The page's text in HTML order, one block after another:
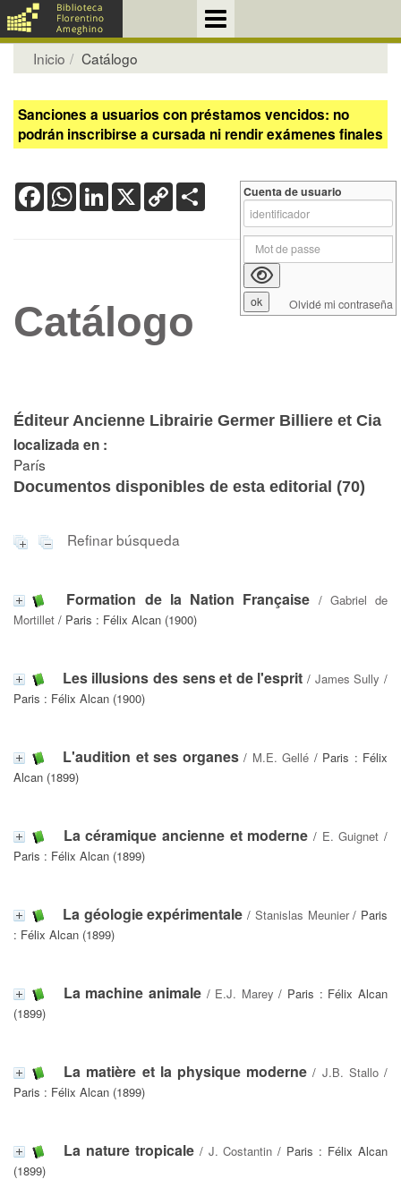
Inicio Catálogo
Sanciones a usuarios con préstamos vencidos: no
podrán inscribirse a cursada ni rendir exámenes finales
FacebookWhatsApp
LinkedIn
X Copy
Link
Catálogo
Éditeur Ancienne Librairie Germer Billiere et Cia
localizada en :
París
Documentos disponibles de esta editorial (70)
Refinar búsqueda
Formation de la Nation Française / Gabriel de
Mortillet / Paris : Félix Alcan (1900)
Les illusions des sens et de l'esprit / James Sully /
Paris : Félix Alcan (1900)
L'audition et ses organes/ M.E. Gellé / Paris : Félix
Alcan (1899)
La céramique ancienne et moderne / E. Guignet /
Paris : Félix Alcan (1899)
La géologie expérimentale / Stanislas Meunier/ Paris
: Félix Alcan (1899)
La machine animale/ E.J. Marey / Paris : Félix Alcan
(1899)
La matière et la physique moderne / J.B. Stallo/
Paris : Félix Alcan (1899)
La nature tropicale/ J. Costantin / Paris : Félix Alcan
(1899)
Cuenta de usuario
Olvidé mi contraseña